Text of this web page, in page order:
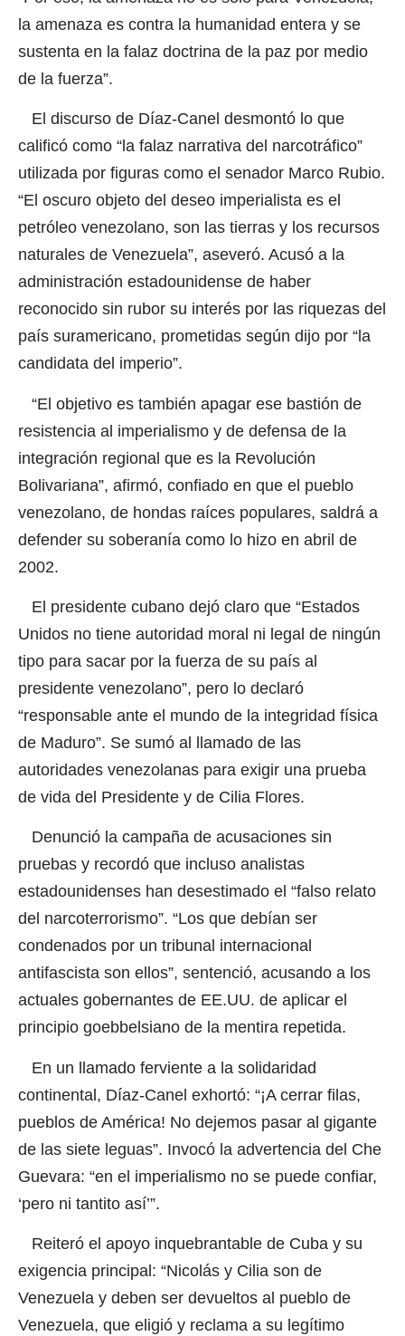
la amenaza es contra la humanidad entera y se
sustenta en la falaz doctrina de la paz por medio
de la fuerza”.
El discurso de Díaz-Canel desmontó lo que
calificó como “la falaz narrativa del narcotráfico”
utilizada por figuras como el senador Marco Rubio.
“El oscuro objeto del deseo imperialista es el
petróleo venezolano, son las tierras y los recursos
naturales de Venezuela”, aseveró. Acusó a la
administración estadounidense de haber
reconocido sin rubor su interés por las riquezas del
país suramericano, prometidas según dijo por “la
candidata del imperio”.
“El objetivo es también apagar ese bastión de
resistencia al imperialismo y de defensa de la
integración regional que es la Revolución
Bolivariana”, afirmó, confiado en que el pueblo
venezolano, de hondas raíces populares, saldrá a
defender su soberanía como lo hizo en abril de
2002.
El presidente cubano dejó claro que “Estados
Unidos no tiene autoridad moral ni legal de ningún
tipo para sacar por la fuerza de su país al
presidente venezolano”, pero lo declaró
“responsable ante el mundo de la integridad física
de Maduro”. Se sumó al llamado de las
autoridades venezolanas para exigir una prueba
de vida del Presidente y de Cilia Flores.
Denunció la campaña de acusaciones sin
pruebas y recordó que incluso analistas
estadounidenses han desestimado el “falso relato
del narcoterrorismo”. “Los que debían ser
condenados por un tribunal internacional
antifascista son ellos”, sentenció, acusando a los
actuales gobernantes de EE.UU. de aplicar el
principio goebbelsiano de la mentira repetida.
En un llamado ferviente a la solidaridad
continental, Díaz-Canel exhortó: “¡A cerrar filas,
pueblos de América! No dejemos pasar al gigante
de las siete leguas”. Invocó la advertencia del Che
Guevara: “en el imperialismo no se puede confiar,
‘pero ni tantito así’”.
Reiteró el apoyo inquebrantable de Cuba y su
exigencia principal: “Nicolás y Cilia son de
Venezuela y deben ser devueltos al pueblo de
Venezuela, que eligió y reclama a su legítimo